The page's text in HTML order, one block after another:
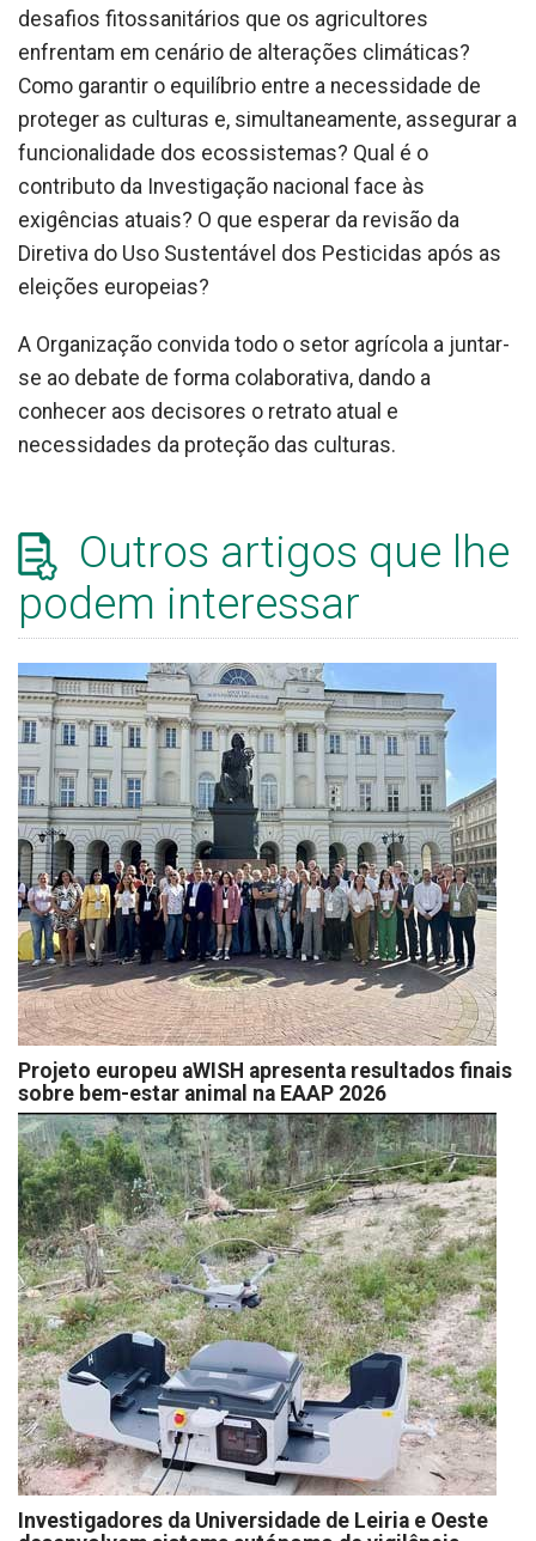
desafios fitossanitários que os agricultores
enfrentam em cenário de alterações climáticas?
Como garantir o equilíbrio entre a necessidade de
proteger as culturas e, simultaneamente, assegurar a
funcionalidade dos ecossistemas? Qual é o
contributo da Investigação nacional face às
exigências atuais? O que esperar da revisão da
Diretiva do Uso Sustentável dos Pesticidas após as
eleições europeias?
A Organização convida todo o setor agrícola a juntar-
se ao debate de forma colaborativa, dando a
conhecer aos decisores o retrato atual e
necessidades da proteção das culturas.
Outros artigos que lhe
podem interessar
Projeto europeu aWISH apresenta resultados finais
sobre bem-estar animal na EAAP 2026
Investigadores da Universidade de Leiria e Oeste